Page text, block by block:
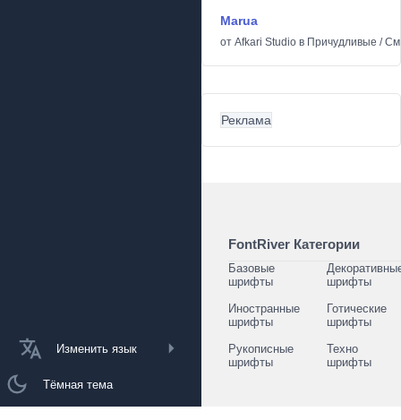
Изменить язык
Тёмная тема
Marua
от Afkari Studio в Причудливые /
Реклама
FontRiver Категории
Базовые
шрифты
шрифты
Иностранные
шрифты
Готические
шрифты
Рукописные
шрифты
Техно
шрифты